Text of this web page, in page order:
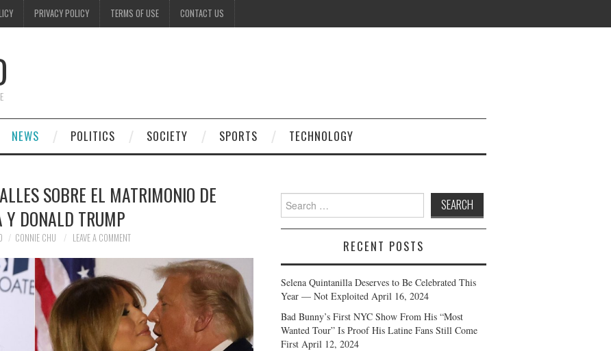
PRIVACY POLICY TERMS OF USE CONTACT US
NEWS POLITICS SOCIETY SPORTS TECHNOLOGY
SOBRE EL MATRIMONIO DE
Y DONALD TRUMP
CONNIE CHU LEAVE A COMMENT
Search
for:
RECENT POSTS
Selena Quintanilla Deserves to Be Celebrated This
Year — Not Exploited April 16, 2024
Bad Bunny’s First NYC Show From His “Most
Wanted Tour” Is Proof His Latine Fans Still Come
First April 12, 2024